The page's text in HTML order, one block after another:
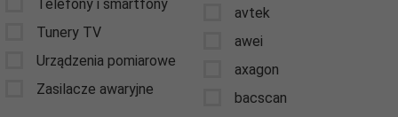
Telefony i smartfony
Tunery TV
Urządzenia pomiarowe
Zasilacze awaryjne
avtek
awei
axagon
bacscan